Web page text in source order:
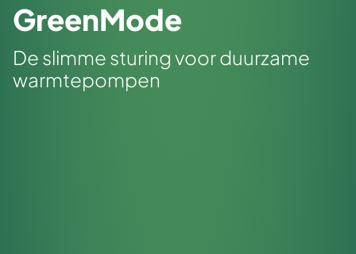
GreenMode
De slimme sturing voor duurzame
warmtepompen